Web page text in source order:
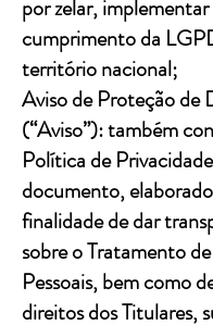
por zelar,
cumprimento da
território nacional;
Aviso de Proteção de
(“Aviso”): também
Política de
documento,
finalidade de dar
sobre o Tratamento
Pessoais, bem como
direitos dos Titulares,